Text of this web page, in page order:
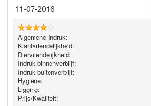
11-07-2016
Algemene Indruk:
Klantvriendelijkheid:
Diervriendelijkheid:
Indruk binnenverblijf:
Indruk buitenverblijf:
Hygiëne‎:
Ligging:
Prijs/Kwaliteit: